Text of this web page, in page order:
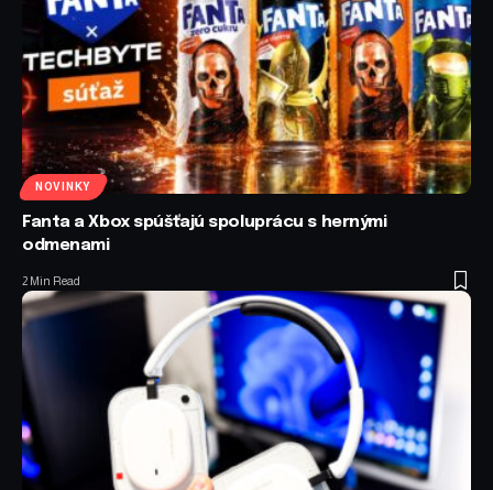
NOVINKY
Fanta a Xbox spúšťajú spoluprácu s hernými
odmenami
2 Min Read